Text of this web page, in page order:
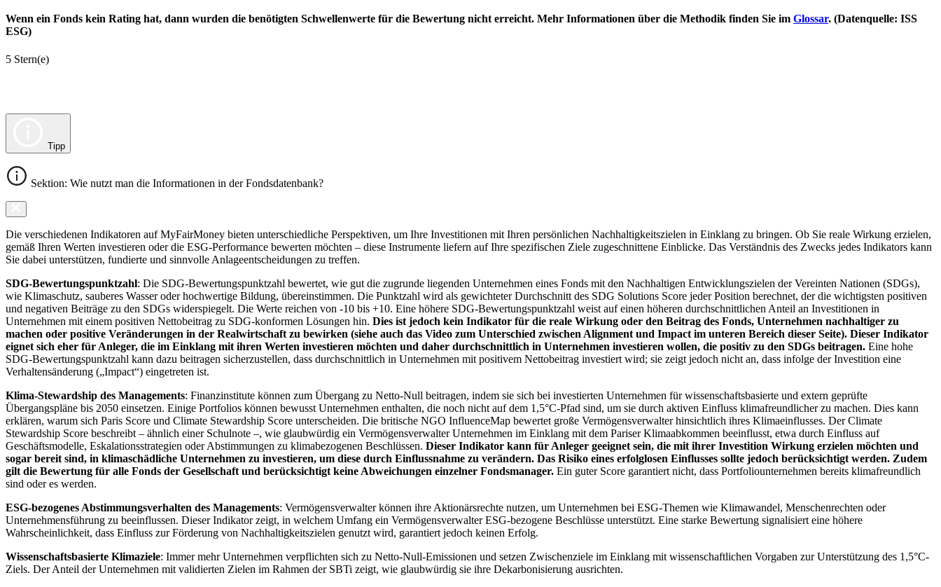
Wenn ein Fonds kein Rating hat, dann wurden die benötigten Schwellenwerte für die Bewertung nicht erreicht. Mehr Informationen über die Methodik finden Sie im Glossar. (Datenquelle: ISS
ESG)
5 Stern(e)
Tipp
Sektion: Wie nutzt man die Informationen in der Fondsdatenbank?
Die verschiedenen Indikatoren auf MyFairMoney bieten unterschiedliche Perspektiven, um Ihre Investitionen mit Ihren persönlichen Nachhaltigkeitszielen in Einklang zu bringen. Ob Sie reale Wirkung erzielen,
gemäß Ihren Werten investieren oder die ESG-Performance bewerten möchten – diese Instrumente liefern auf Ihre spezifischen Ziele zugeschnittene Einblicke. Das Verständnis des Zwecks jedes Indikators kann
Sie dabei unterstützen, fundierte und sinnvolle Anlageentscheidungen zu treffen.
SDG-Bewertungspunktzahl: Die SDG-Bewertungspunktzahl bewertet, wie gut die zugrunde liegenden Unternehmen eines Fonds mit den Nachhaltigen Entwicklungszielen der Vereinten Nationen (SDGs),
wie Klimaschutz, sauberes Wasser oder hochwertige Bildung, übereinstimmen. Die Punktzahl wird als gewichteter Durchschnitt des SDG Solutions Score jeder Position berechnet, der die wichtigsten positiven
und negativen Beiträge zu den SDGs widerspiegelt. Die Werte reichen von -10 bis +10. Eine höhere SDG-Bewertungspunktzahl weist auf einen höheren durchschnittlichen Anteil an Investitionen in
Unternehmen mit einem positiven Nettobeitrag zu SDG-konformen Lösungen hin. Dies ist jedoch kein Indikator für die reale Wirkung oder den Beitrag des Fonds, Unternehmen nachhaltiger zu
machen oder positive Veränderungen in der Realwirtschaft zu bewirken (siehe auch das Video zum Unterschied zwischen Alignment und Impact im unteren Bereich dieser Seite). Dieser Indikator
eignet sich eher für Anleger, die im Einklang mit ihren Werten investieren möchten und daher durchschnittlich in Unternehmen investieren wollen, die positiv zu den SDGs beitragen. Eine hohe
SDG-Bewertungspunktzahl kann dazu beitragen sicherzustellen, dass durchschnittlich in Unternehmen mit positivem Nettobeitrag investiert wird; sie zeigt jedoch nicht an, dass infolge der Investition eine
Verhaltensänderung („Impact“) eingetreten ist.
Klima-Stewardship des Managements: Finanzinstitute können zum Übergang zu Netto-Null beitragen, indem sie sich bei investierten Unternehmen für wissenschaftsbasierte und extern geprüfte
Übergangspläne bis 2050 einsetzen. Einige Portfolios können bewusst Unternehmen enthalten, die noch nicht auf dem 1,5°C-Pfad sind, um sie durch aktiven Einfluss klimafreundlicher zu machen. Dies kann
erklären, warum sich Paris Score und Climate Stewardship Score unterscheiden. Die britische NGO InfluenceMap bewertet große Vermögensverwalter hinsichtlich ihres Klimaeinflusses. Der Climate
Stewardship Score beschreibt – ähnlich einer Schulnote –, wie glaubwürdig ein Vermögensverwalter Unternehmen im Einklang mit dem Pariser Klimaabkommen beeinflusst, etwa durch Einfluss auf
Geschäftsmodelle, Eskalationsstrategien oder Abstimmungen zu klimabezogenen Beschlüssen. Dieser Indikator kann für Anleger geeignet sein, die mit ihrer Investition Wirkung erzielen möchten und
sogar bereit sind, in klimaschädliche Unternehmen zu investieren, um diese durch Einflussnahme zu verändern. Das Risiko eines erfolglosen Einflusses sollte jedoch berücksichtigt werden. Zudem
gilt die Bewertung für alle Fonds der Gesellschaft und berücksichtigt keine Abweichungen einzelner Fondsmanager. Ein guter Score garantiert nicht, dass Portfoliounternehmen bereits klimafreundlich
sind oder es werden.
ESG-bezogenes Abstimmungsverhalten des Managements: Vermögensverwalter können ihre Aktionärsrechte nutzen, um Unternehmen bei ESG-Themen wie Klimawandel, Menschenrechten oder
Unternehmensführung zu beeinflussen. Dieser Indikator zeigt, in welchem Umfang ein Vermögensverwalter ESG-bezogene Beschlüsse unterstützt. Eine starke Bewertung signalisiert eine höhere
Wahrscheinlichkeit, dass Einfluss zur Förderung von Nachhaltigkeitszielen genutzt wird, garantiert jedoch keinen Erfolg.
Wissenschaftsbasierte Klimaziele: Immer mehr Unternehmen verpflichten sich zu Netto-Null-Emissionen und setzen Zwischenziele im Einklang mit wissenschaftlichen Vorgaben zur Unterstützung des 1,5°C-
Ziels. Der Anteil der Unternehmen mit validierten Zielen im Rahmen der SBTi zeigt, wie glaubwürdig sie ihre Dekarbonisierung ausrichten.